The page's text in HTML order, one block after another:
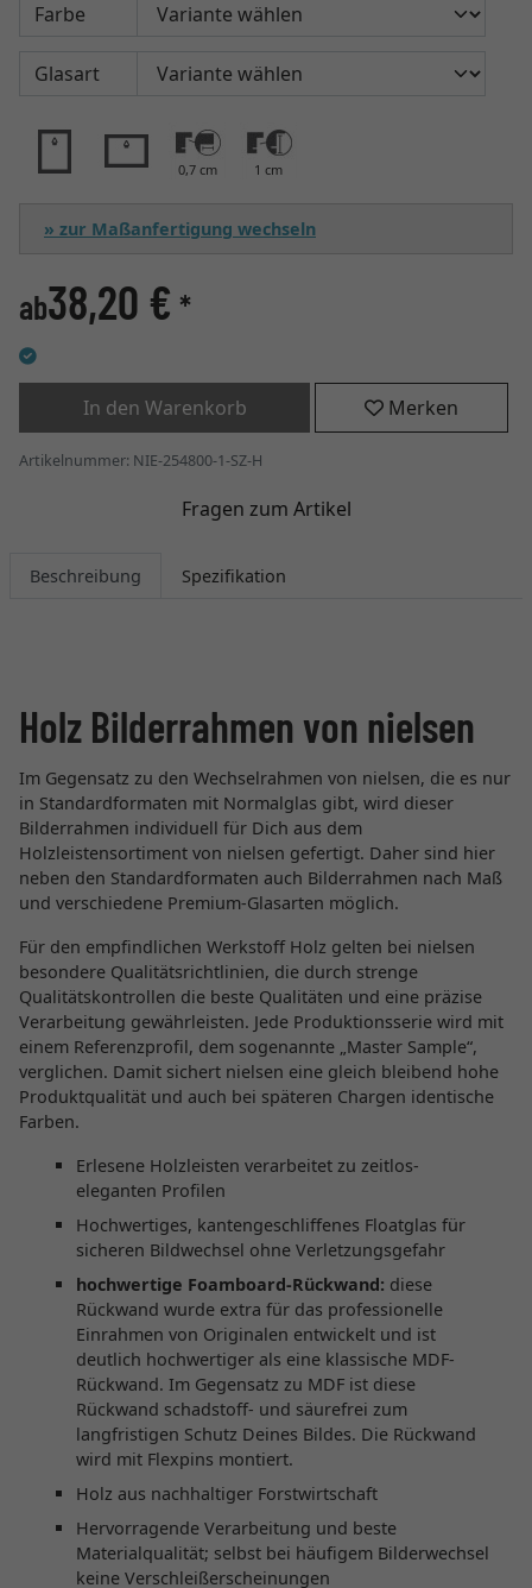
Farbe
Glasart
0,7 cm 1 cm
» zur Maßanfertigung wechseln
ab38,20 € *
In den Warenkorb Merken
Artikelnummer: NIE-254800-1-SZ-H
Fragen zum Artikel
Beschreibung Spezifikation
Holz Bilderrahmen von nielsen
Im Gegensatz zu den Wechselrahmen von nielsen, die es nur
in Standardformaten mit Normalglas gibt, wird dieser
Bilderrahmen individuell für Dich aus dem
Holzleistensortiment von nielsen gefertigt. Daher sind hier
neben den Standardformaten auch Bilderrahmen nach Maß
und verschiedene Premium-Glasarten möglich.
Für den empfindlichen Werkstoff Holz gelten bei nielsen
besondere Qualitätsrichtlinien, die durch strenge
Qualitätskontrollen die beste Qualitäten und eine präzise
Verarbeitung gewährleisten. Jede Produktionsserie wird mit
einem Referenzprofil, dem sogenannte „Master Sample“,
verglichen. Damit sichert nielsen eine gleich bleibend hohe
Produktqualität und auch bei späteren Chargen identische
Farben.
Erlesene Holzleisten verarbeitet zu zeitlos-
eleganten Profilen
Hochwertiges, kantengeschliffenes Floatglas für
sicheren Bildwechsel ohne Verletzungsgefahr
hochwertige Foamboard-Rückwand: diese
Rückwand wurde extra für das professionelle
Einrahmen von Originalen entwickelt und ist
deutlich hochwertiger als eine klassische MDF-
Rückwand. Im Gegensatz zu MDF ist diese
Rückwand schadstoff- und säurefrei zum
langfristigen Schutz Deines Bildes. Die Rückwand
wird mit Flexpins montiert.
Holz aus nachhaltiger Forstwirtschaft
Hervorragende Verarbeitung und beste
Materialqualität; selbst bei häufigem Bilderwechsel
keine Verschleißerscheinungen